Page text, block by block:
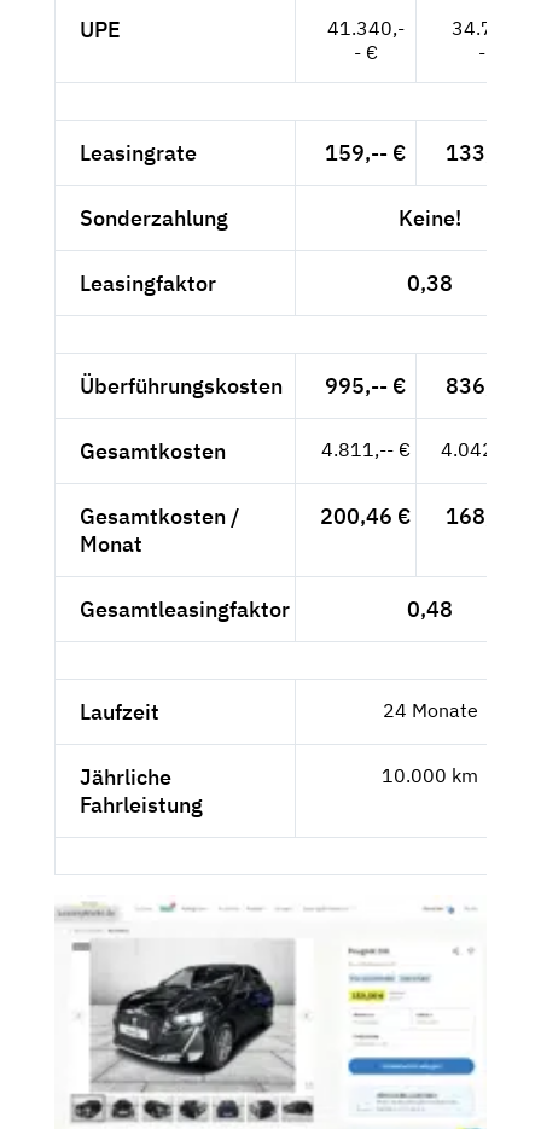
UPE
41.340,-
- €
34.739,-
- €
Leasingrate 159,-- € 133,61 €
Sonderzahlung Keine!
Leasingfaktor 0,38
Überführungskosten 995,-- € 836,13 €
Gesamtkosten 4.811,-- € 4.042,86 €
Gesamtkosten /
Monat
200,46 € 168,45 €
Gesamtleasingfaktor 0,48
Laufzeit 24 Monate
Jährliche
Fahrleistung
10.000 km